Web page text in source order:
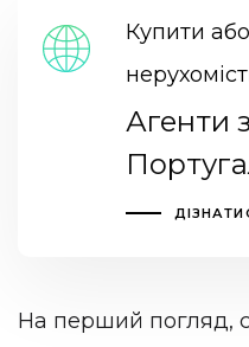
Купити
Агенти
На перший погляд,